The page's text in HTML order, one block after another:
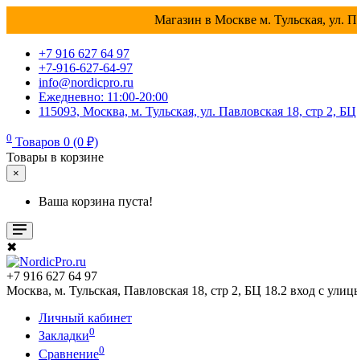
Магазин в Москве м. Тульская, ул.
+7 916 627 64 97
+7-916-627-64-97
info@nordicpro.ru
Ежедневно: 11:00-20:00
115093, Москва, м. Тульская, ул. Павловская 18, стр 2,
0 Товаров 0 (0 ₽)
Товары в корзине
×
Ваша корзина пуста!
✖
+7 916 627 64 97
Москва, м. Тульская, Павловская 18, стр 2, БЦ 18.2 вход с
Личный кабинет
Закладки0
Сравнение0